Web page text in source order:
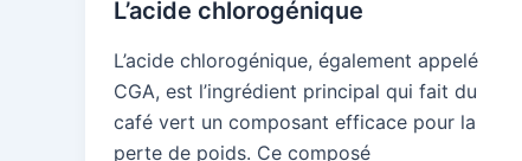
L’acide chlorogénique
L’acide chlorogénique, également appelé
CGA, est l’ingrédient principal qui fait du
café vert un composant efficace pour la
perte de poids. Ce composé